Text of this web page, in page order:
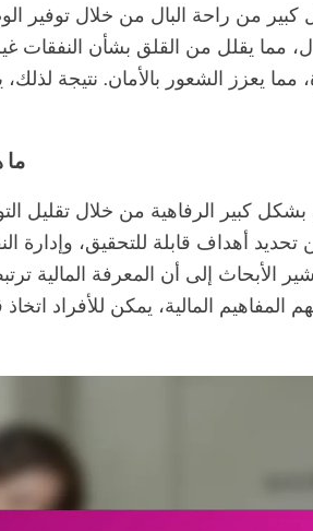
كبير من راحة البال من خلال توفير
مما يقلل من القلق بشأن النفقات غير
مما يعزز الشعور بالأمان. نتيجة
ما
كبير الرفاهية من خلال تقليل
تحديد أهداف قابلة للتحقيق، وإدارة
الأبحاث إلى أن المعرفة المالية
المفاهيم المالية، يمكن للأفراد